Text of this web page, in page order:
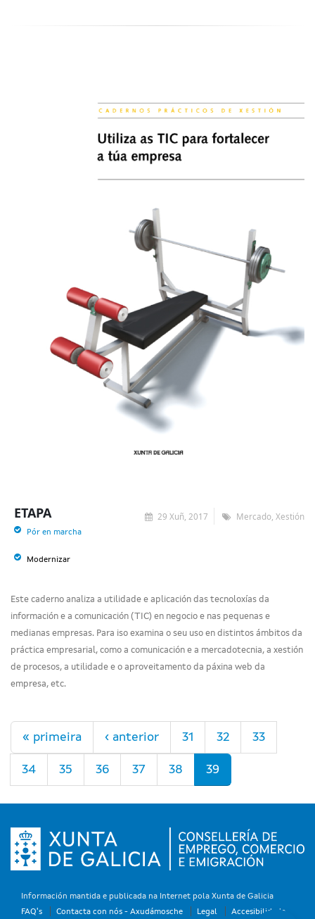
29 Xuñ, 2017 Mercado, Xestión
ETAPA
Pór en marcha
Modernizar
Este caderno analiza a utilidade e aplicación das tecnoloxías da
información e a comunicación (TIC) en negocio e nas pequenas e
medianas empresas. Para iso examina o seu uso en distintos ámbitos da
práctica empresarial, como a comunicación e a mercadotecnia, a xestión
de procesos, a utilidade e o aproveitamento da páxina web da
empresa, etc.
Páxinas
« primeira ‹ anterior 31 32 33
34 35 36 37 38 39
Información mantida e publicada na Internet pola Xunta de Galicia
FAQ's
Contacta con nós - Axudámosche Legal Accesibilidade